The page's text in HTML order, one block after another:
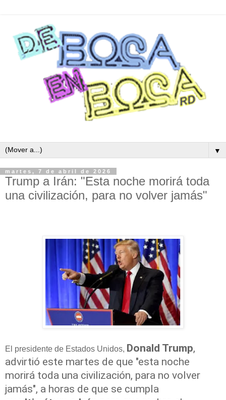
▼
martes, 7 de abril de 2026
Trump a Irán: "Esta noche morirá toda
una civilización, para no volver jamás"
El presidente de Estados Unidos, Donald Trump,
advirtió este martes de que "esta noche
morirá toda una civilización, para no volver
jamás", a horas de que se cumpla